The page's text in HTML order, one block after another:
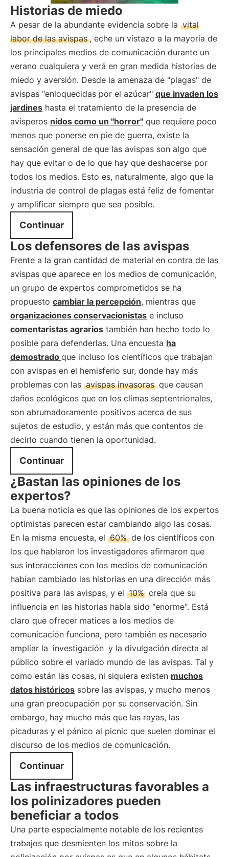
Historias de miedo
A pesar de la abundante evidencia sobre la vital
labor de las avispas , eche un vistazo a la mayoría de
los principales medios de comunicación durante un
verano cualquiera y verá en gran medida historias de
miedo y aversión. Desde la amenaza de "plagas" de
avispas "enloquecidas por el azúcar" que invaden los
jardines hasta el tratamiento de la presencia de
avisperos nidos como un "horror" que requiere poco
menos que ponerse en pie de guerra, existe la
sensación general de que las avispas son algo que
hay que evitar o de lo que hay que deshacerse por
todos los medios. Esto es, naturalmente, algo que la
industria de control de plagas está feliz de fomentar
y amplificar siempre que sea posible.
Continuar
Los defensores de las avispas
Frente a la gran cantidad de material en contra de las
avispas que aparece en los medios de comunicación,
un grupo de expertos comprometidos se ha
propuesto cambiar la percepción, mientras que
organizaciones conservacionistas e incluso
comentaristas agrarios también han hecho todo lo
posible para defenderlas. Una encuesta ha
demostrado que incluso los científicos que trabajan
con avispas en el hemisferio sur, donde hay más
problemas con las avispas invasoras que causan
daños ecológicos que en los climas septentrionales,
son abrumadoramente positivos acerca de sus
sujetos de estudio, y están más que contentos de
decirlo cuando tienen la oportunidad.
Continuar
¿Bastan las opiniones de los
expertos?
La buena noticia es que las opiniones de los expertos
optimistas parecen estar cambiando algo las cosas.
En la misma encuesta, el 60% de los científicos con
los que hablaron los investigadores afirmaron que
sus interacciones con los medios de comunicación
habían cambiado las historias en una dirección más
positiva para las avispas, y el 10% creía que su
influencia en las historias había sido "enorme". Está
claro que ofrecer matices a los medios de
comunicación funciona, pero también es necesario
ampliar la investigación y la divulgación directa al
público sobre el variado mundo de las avispas. Tal y
como están las cosas, ni siquiera existen muchos
datos históricos sobre las avispas, y mucho menos
una gran preocupación por su conservación. Sin
embargo, hay mucho más que las rayas, las
picaduras y el pánico al picnic que suelen dominar el
discurso de los medios de comunicación.
Continuar
Las infraestructuras favorables a
los polinizadores pueden
beneficiar a todos
Una parte especialmente notable de los recientes
trabajos que desmienten los mitos sobre la